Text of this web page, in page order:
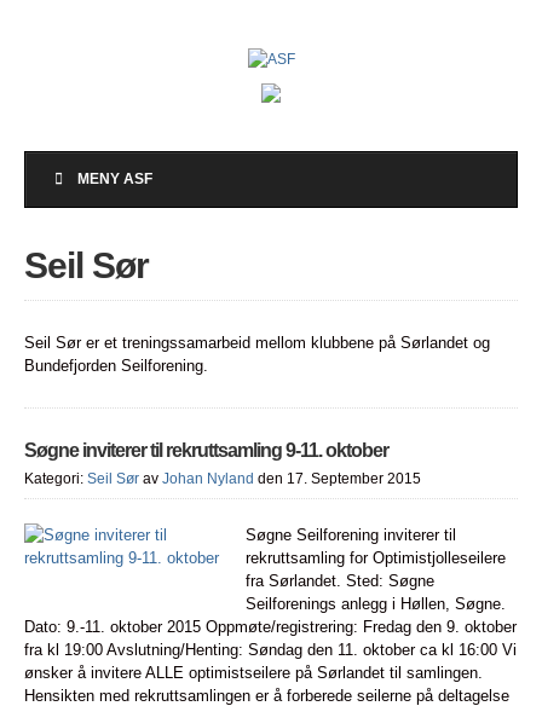
MENY ASF
Seil Sør
Seil Sør er et treningssamarbeid mellom klubbene på Sørlandet og
Bundefjorden Seilforening.
Søgne inviterer til rekruttsamling 9-11. oktober
Kategori: Seil Sør av Johan Nyland den 17. September 2015
Søgne Seilforening inviterer til
rekruttsamling for Optimistjolleseilere
fra Sørlandet. Sted: Søgne
Seilforenings anlegg i Høllen, Søgne.
Dato: 9.-11. oktober 2015 Oppmøte/registrering: Fredag den 9. oktober
fra kl 19:00 Avslutning/Henting: Søndag den 11. oktober ca kl 16:00 Vi
ønsker å invitere ALLE optimistseilere på Sørlandet til samlingen.
Hensikten med rekruttsamlingen er å forberede seilerne på deltagelse